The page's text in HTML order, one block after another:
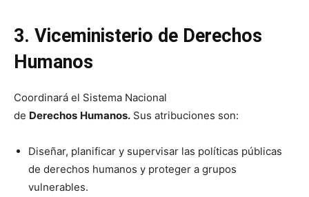
3. Viceministerio de Derechos
Humanos
Coordinará el Sistema Nacional
de Derechos Humanos. Sus atribuciones son:
Diseñar, planificar y supervisar las políticas públicas
de derechos humanos y proteger a grupos
vulnerables.